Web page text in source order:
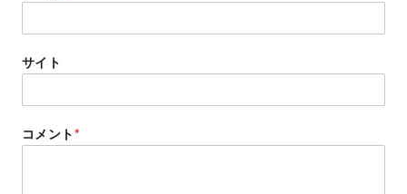
サイト
コメント*